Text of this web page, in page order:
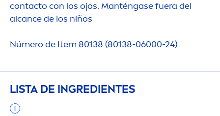
contacto con los ojos. Manténgase fuera del
alcance de los niños
Número de Item 80138 (80138-06000-24)
LISTA DE INGREDIENTES